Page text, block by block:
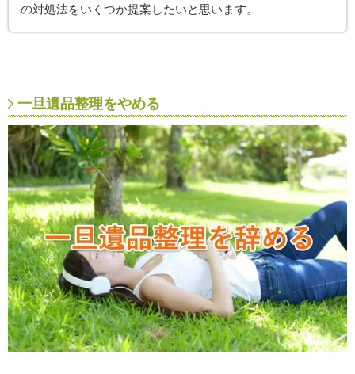
の対処法をいくつか提案したいと思います。
一旦遺品整理をやめる